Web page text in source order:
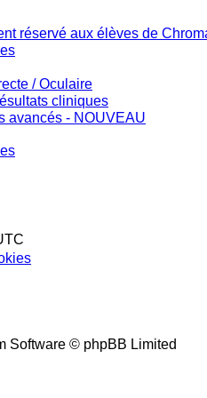
réservé aux élèves de
/ Oculaire
cliniques
avancés - NOUVEAU
Software © phpBB Limited